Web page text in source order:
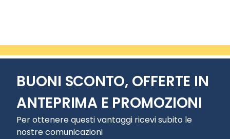
BUONI SCONTO, OFFERTE IN
ANTEPRIMA E PROMOZIONI
Per ottenere questi vantaggi ricevi subito le
nostre comunicazioni